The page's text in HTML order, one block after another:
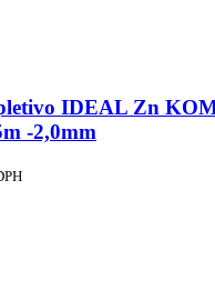
IDEAL Zn
-2,0mm